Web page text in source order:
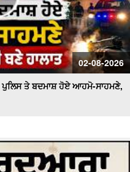
02-08-2026
ਤੇ ਬਦਮਾਸ਼ ਹੋਏ ਆਹਮੋ-ਸਾਹਮਣੇ,